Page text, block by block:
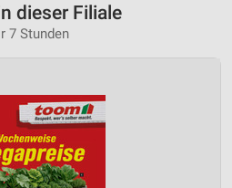
dieser Filiale
7 Stunden